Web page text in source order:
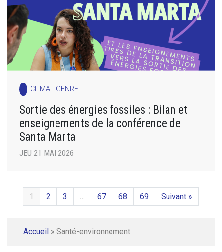
CLIMAT GENRE
Sortie des énergies fossiles : Bilan et
enseignements de la conférence de
Santa Marta
JEU 21 MAI 2026
1 2 3 … 67 68 69 Suivant »
Accueil » Santé-environnement